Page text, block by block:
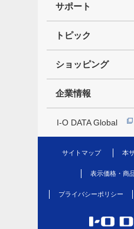
サポート
トピック
ショッピング
企業情報
I-O DATA Global
サイトマップ 本
表示価格・商
プライバシーポリシー